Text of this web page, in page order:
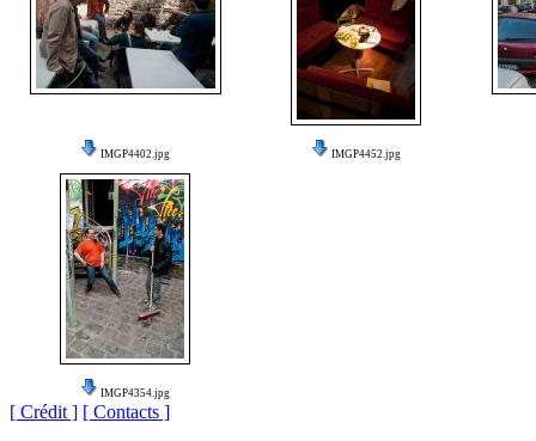
IMGP4402.jpg IMGP4452.jpg
IMGP4354.jpg
[ Crédit ] [ Contacts ]